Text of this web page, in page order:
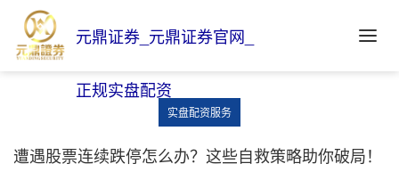
元鼎证券_元鼎证券官网_
正规实盘配资
实盘配资服务
遭遇股票连续跌停怎么办？这些自救策略助你破局！